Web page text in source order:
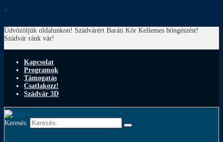
↓
Üdvözöljük oldalunkon! Szádvárért Baráti Kör Kellemes böngészést!
Szádvár ránk vár!
Kapcsolat
Programok
Támogatás
Csatlakozz!
Szádvár 3D
Keresés: